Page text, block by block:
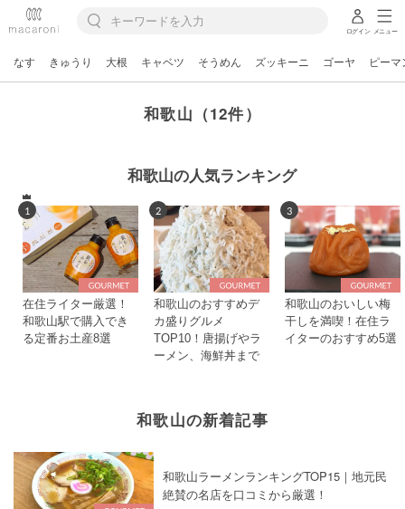
ログイン メニュー
なす きゅうり 大根 キャベツ そうめん ズッキーニ ゴーヤ ピーマ
和歌山（12件）
和歌山の人気ランキング
1
在住ライター厳選！
和歌山駅で購入でき
る定番お土産8選
2
和歌山のおすすめデ
カ盛りグルメ
TOP10！唐揚げやラ
ーメン、海鮮丼まで
3
和歌山のおいしい梅
干しを満喫！在住ラ
イターのおすすめ5選
和歌山の新着記事
和歌山ラーメンランキングTOP15｜地元民
絶賛の名店を口コミから厳選！